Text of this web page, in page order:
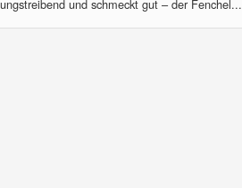
und schmeckt gut – der Fenchel...